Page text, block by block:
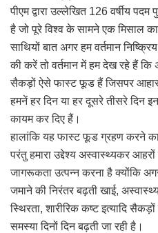
पीएम द्वारा उल्लेखित 126 वर्षीय पदम
है जो पूरे विश्व के सामने एक मिसाल
साथियों बात अगर हम वर्तमान
की करें तो वर्तमान में हम देख रहे हैं
सैकड़ों ऐसे फास्ट फूड हैं जिसपर आहार
हमनें हर दिन या हर दूसरे तीसरे दिन
कायम कर दिए हैं।
हालांकि यह फास्ट फूड ग्रहण करने का
परंतु हमारा उद्देश्य अस्वास्थ्यकर
जागरूकता उत्पन्न करना है क्योंकि
जमाने की निरंतर बढ़ती खाई,
स्थिरता, शारीरिक कष्ट इत्यादि
समस्या दिनों दिन बढ़ती जा रही है।